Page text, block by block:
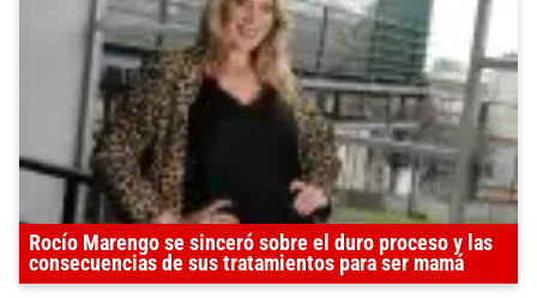
Rocío Marengo se sinceró sobre el duro proceso y las
consecuencias de sus tratamientos para ser mamá